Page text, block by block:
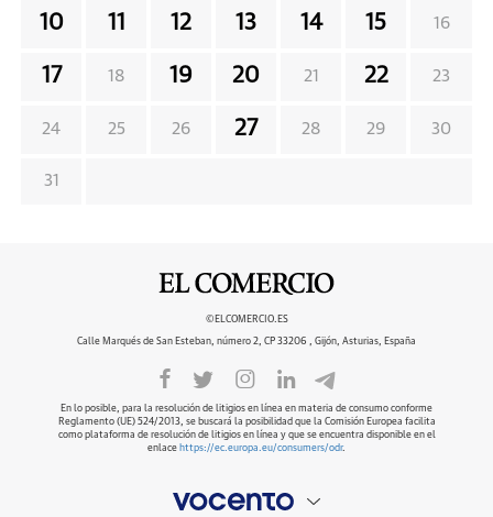
10 11 12 13 14 15 16
17 18 19 20 21 22 23
24 25 26 27 28 29 30
31
©ELCOMERCIO.ES
Calle Marqués de San Esteban, número 2, CP 33206 , Gijón, Asturias, España
En lo posible, para la resolución de litigios en línea en materia de consumo conforme
Reglamento (UE) 524/2013, se buscará la posibilidad que la Comisión Europea facilita
como plataforma de resolución de litigios en línea y que se encuentra disponible en el
enlace https://ec.europa.eu/consumers/odr.